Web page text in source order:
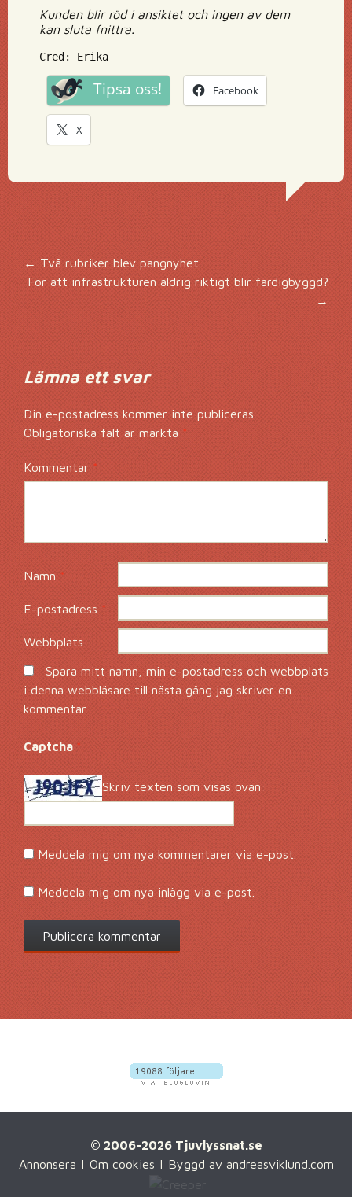
Kunden blir röd i ansiktet och ingen av dem
kan sluta fnittra.
Cred: Erika
Tipsa oss! Facebook
X
Inläggsnavigering
← Två rubriker blev pangnyhet
För att infrastrukturen aldrig riktigt blir färdigbyggd?
→
Lämna ett svar
Din e-postadress kommer inte publiceras.
Obligatoriska fält är märkta *
Kommentar*
Namn*
E-postadress*
Webbplats
Spara mitt namn, min e-postadress och webbplats
i denna webbläsare till nästa gång jag skriver en
kommentar.
Captcha *
Skriv texten som visas ovan:
Meddela mig om nya kommentarer via e-post.
Meddela mig om nya inlägg via e-post.
© 2006-2026 Tjuvlyssnat.se
Annonsera | Om cookies | Byggd av andreasviklund.com